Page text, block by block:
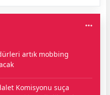
artık mobbing
Komisyonu suça